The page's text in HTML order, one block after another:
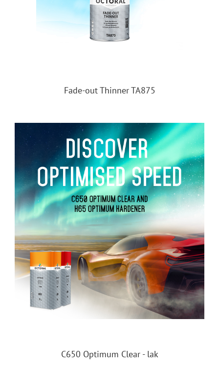
Fade-out Thinner TA875
C650 Optimum Clear - lak